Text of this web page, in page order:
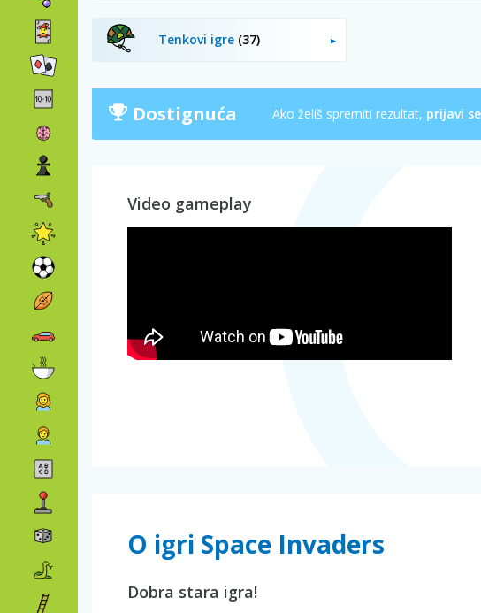
Tenkovi igre (37)
Dostignuća Ako želiš spremiti rezultat, prijavi se
Video gameplay
O igri Space Invaders
Dobra stara igra!